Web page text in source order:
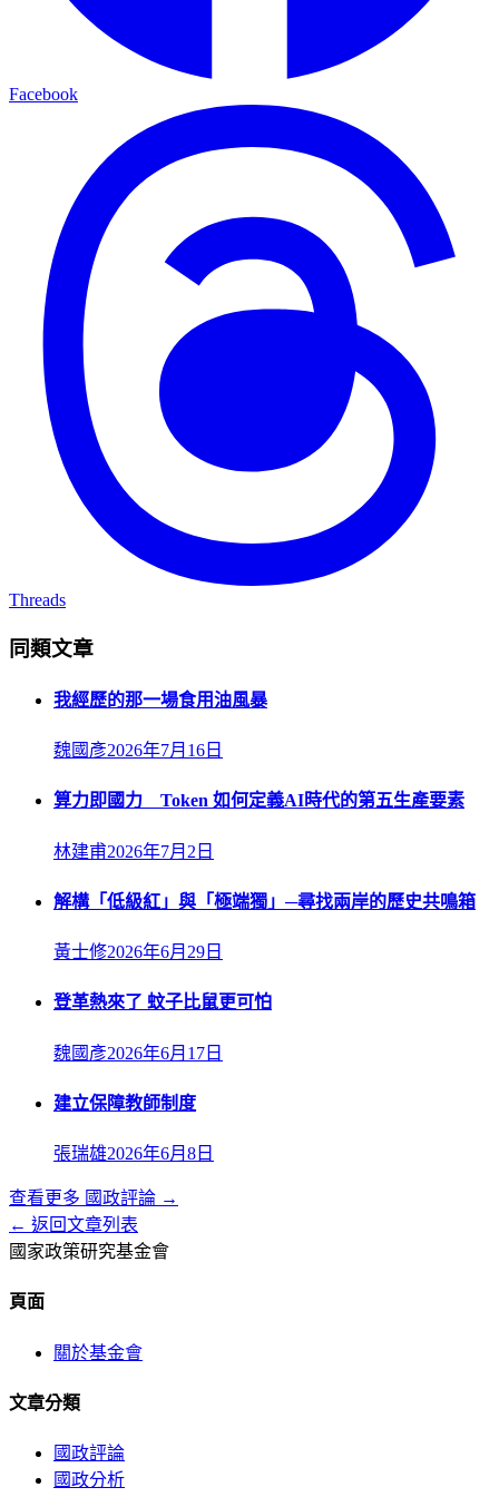
Facebook
Threads
同類文章
我經歷的那一場食用油風暴
魏國彥2026年7月16日
算力即國力 Token 如何定義AI時代的第五生產要素
林建甫2026年7月2日
解構「低級紅」與「極端獨」─尋找兩岸的歷史共鳴箱
黃士修2026年6月29日
登革熱來了 蚊子比鼠更可怕
魏國彥2026年6月17日
建立保障教師制度
張瑞雄2026年6月8日
查看更多 國政評論 →
← 返回文章列表
國家政策研究基金會
頁面
關於基金會
文章分類
國政評論
國政分析